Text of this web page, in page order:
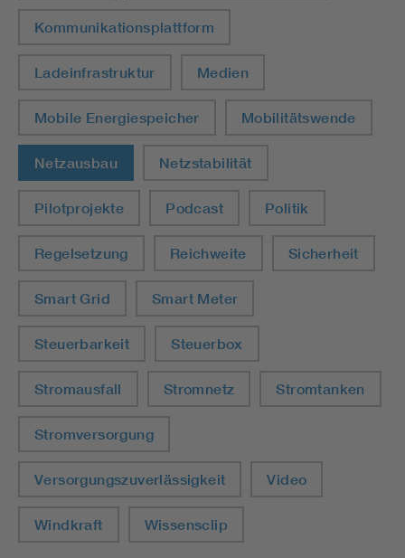
Kommunikationsplattform
Ladeinfrastruktur Medien
Mobile Energiespeicher Mobilitätswende
Netzausbau Netzstabilität
Pilotprojekte Podcast Politik
Regelsetzung Reichweite Sicherheit
Smart Grid Smart Meter
Steuerbarkeit Steuerbox
Stromausfall Stromnetz Stromtanken
Stromversorgung
Versorgungszuverlässigkeit Video
Windkraft Wissensclip